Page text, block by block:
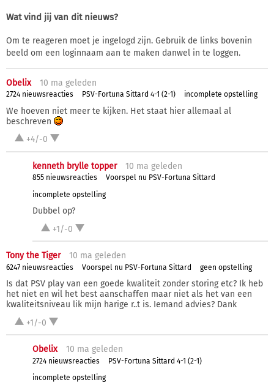
Wat vind jij van dit nieuws?
Om te reageren moet je ingelogd zijn. Gebruik de links bovenin
beeld om een loginnaam aan te maken danwel in te loggen.
Obelix 10 ma geleden
2724 nieuwsreacties PSV-Fortuna Sittard 4-1 (2-1) incomplete opstelling
We hoeven niet meer te kijken. Het staat hier allemaal al
beschreven
+4/-0
kenneth brylle topper 10 ma geleden
855 nieuwsreacties
Voorspel nu PSV-Fortuna Sittard
incomplete opstelling
Dubbel op?
+1/-0
Tony the Tiger 10 ma geleden
6247 nieuwsreacties Voorspel nu PSV-Fortuna Sittard geen opstelling
Is dat PSV play van een goede kwaliteit zonder storing etc? Ik heb
het niet en wil het best aanschaffen maar niet als het van een
kwaliteitsniveau lik mijn harige r..t is. Iemand advies? Dank
+1/-0
Obelix 10 ma geleden
2724 nieuwsreacties
PSV-Fortuna Sittard 4-1 (2-1)
incomplete opstelling